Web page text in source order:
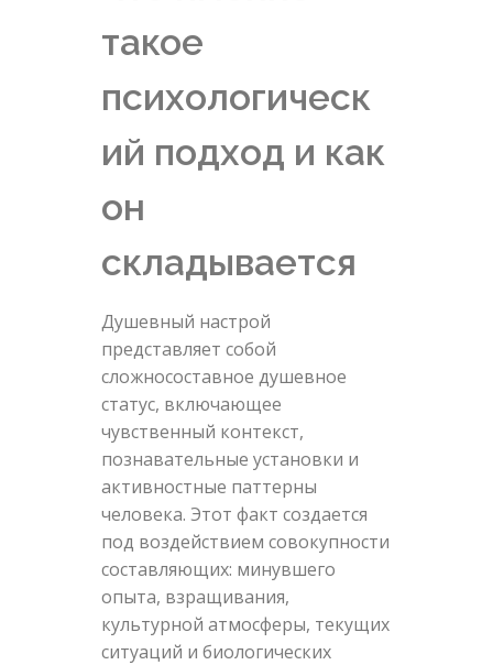
такое
психологическ
ий подход и как
он
складывается
Душевный настрой
представляет собой
сложносоставное душевное
статус, включающее
чувственный контекст,
познавательные установки и
активностные паттерны
человека. Этот факт создается
под воздействием совокупности
составляющих: минувшего
опыта, взращивания,
культурной атмосферы, текущих
ситуаций и биологических